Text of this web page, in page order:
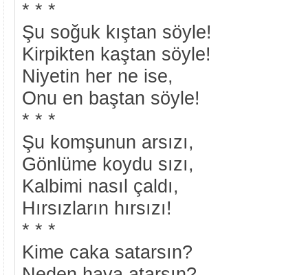
* * *
Şu soğuk kıştan söyle!
Kirpikten kaştan söyle!
Niyetin her ne ise,
Onu en baştan söyle!
* * *
Şu komşunun arsızı,
Gönlüme koydu sızı,
Kalbimi nasıl çaldı,
Hırsızların hırsızı!
* * *
Kime caka satarsın?